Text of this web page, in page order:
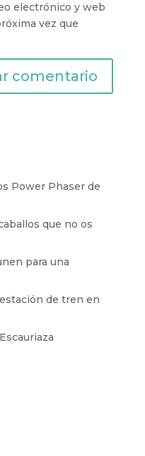
electrónico y web
vez que
Power Phaser de
que no os
para una
de tren en